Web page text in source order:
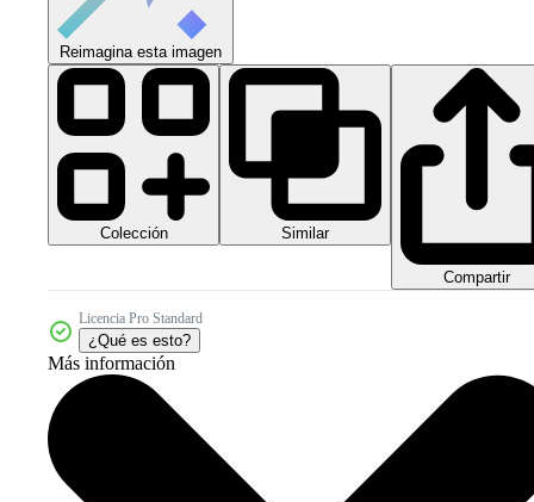
Reimagina esta imagen
Colección Similar
Compartir
Licencia Pro Standard
¿Qué es esto?
Más información